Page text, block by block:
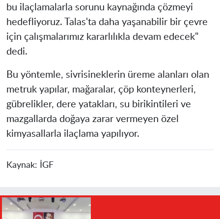
bu ilaçlamalarla sorunu kaynağında çözmeyi
hedefliyoruz. Talas'ta daha yaşanabilir bir çevre
için çalışmalarımız kararlılıkla devam edecek"
dedi.
Bu yöntemle, sivrisineklerin üreme alanları olan
metruk yapılar, mağaralar, çöp konteynerleri,
gübrelikler, dere yatakları, su birikintileri ve
mazgallarda doğaya zarar vermeyen özel
kimyasallarla ilaçlama yapılıyor.
Kaynak: İGF